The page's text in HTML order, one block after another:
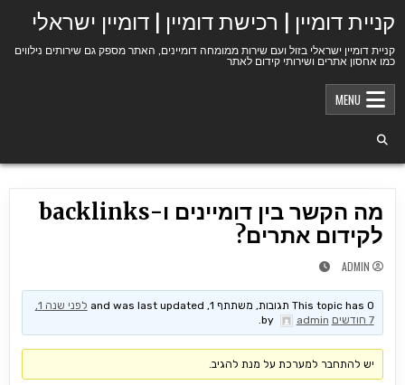
קניית דומיין | רכישת דומיין | דומיין ישראלי
קניית דומיין ישראלי בזול ועם שירות ממומחה דומיינים, האתר מספק גם שירותים נילווים
כמו אחסון אתרים ושירותי קידום לאתר
MENU
מה הקשר בין דומיינים ו-backlinks
לקידום אתרים?
ADMIN
This topic has 0 תגובות, משתתף 1, and was last updated
לפני שנה 1,
7 חודשים
admin
.
יש להתחבר למערכת על מנת להגיב.